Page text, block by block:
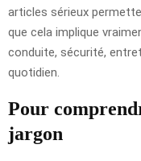
articles sérieux
que cela implique
conduite, sécurité,
quotidien.
Pour
jargon